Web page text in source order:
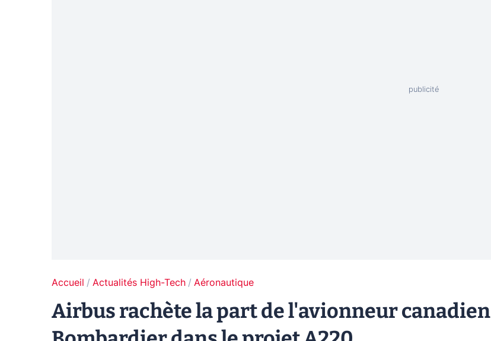
Accueil Actualités High-Tech Aéronautique
Airbus rachète la part de l'avionneur canadien